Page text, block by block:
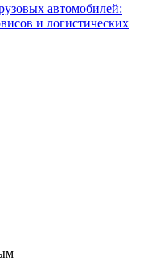
автомобилей:
и логистических